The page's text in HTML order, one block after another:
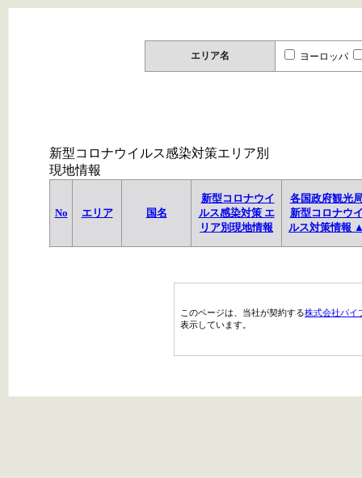
エリア名 ヨーロッパ
新型コロナウイルス感染対策エリア別
現地情報
No エリア 国名
新型コロナウイ
ルス感染対策 エ
リア別現地情報
各国政府観光
新型コロナウ
ルス対策情報
このページは、当社が契約する株式会社パイ
表示しています。